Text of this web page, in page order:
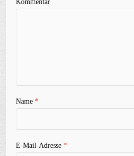
Kommentar
Name*
E-Mail-Adresse*